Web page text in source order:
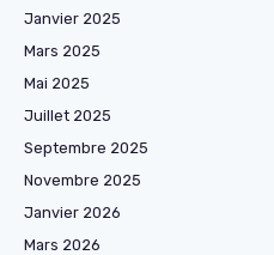
Janvier 2025
Mars 2025
Mai 2025
Juillet 2025
Septembre 2025
Novembre 2025
Janvier 2026
Mars 2026